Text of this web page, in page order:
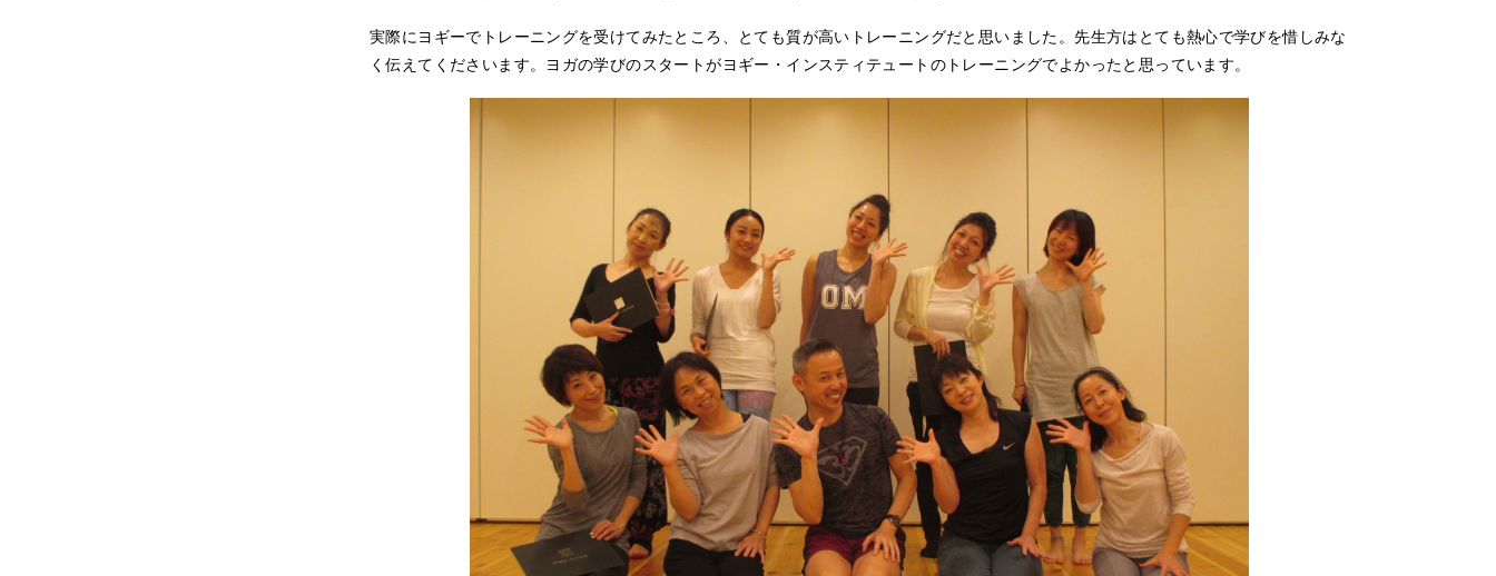
実際にヨギーでトレーニングを受けてみたところ、とても質が高いトレーニングだと思いました。先生方はとても熱心で学びを惜しみな
く伝えてくださいます。ヨガの学びのスタートがヨギー・インスティテュートのトレーニングでよかったと思っています。